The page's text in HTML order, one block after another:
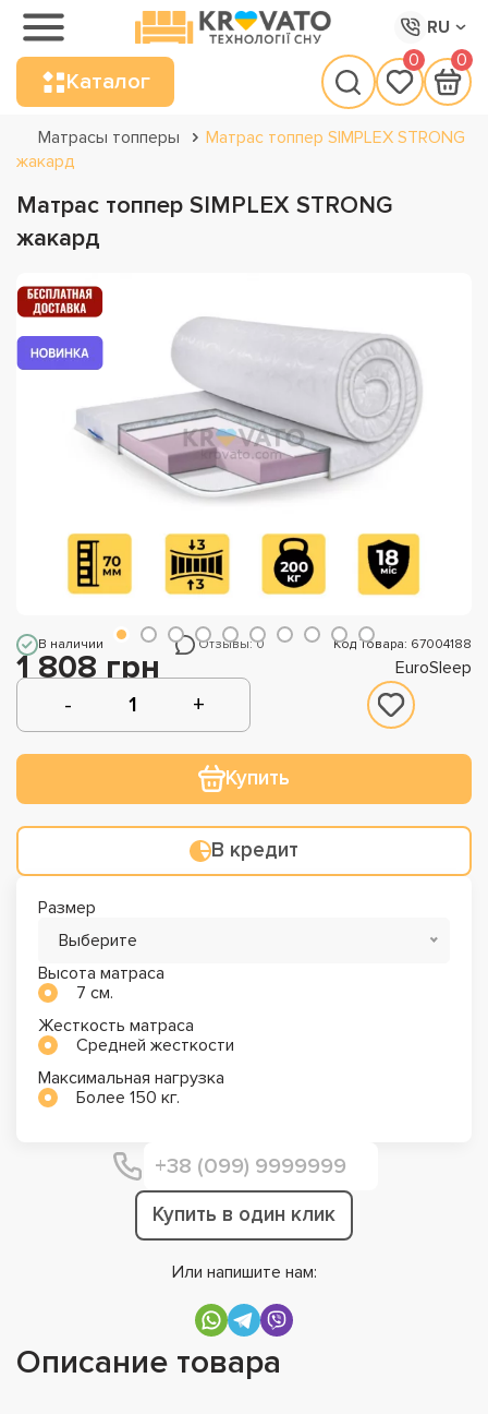
RU
Каталог
0 0
Матрасы топперы
Матрас топпер SIMPLEX STRONG
жакард
Матрас топпер SIMPLEX STRONG
жакард
В наличии Отзывы: 0 Код Товара: 67004188
1 808 грн EuroSleep
Купить
В кредит
Размер
Выберите
Высота матраса
7 см.
Жесткость матраса
Средней жесткости
Максимальная нагрузка
Более 150 кг.
Купить в один клик
Или напишите нам:
Описание товара